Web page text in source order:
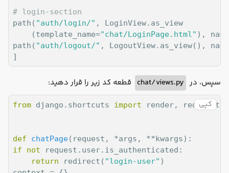
# login-section
path( "auth/login/" , LoginView.as_view
	(template_name=
"chat/LoginPage.html" ),
path( "auth/logout/" , LogoutView.as_view(),
]
سپس، در chat/views.py قطعه کد زیر را قرار دهید:
کپی from django.shortcuts import render, redirect
def chatPage( request, *args, **kwargs):
if
not request.user.is_authenticated:
return redirect( "login-user" )